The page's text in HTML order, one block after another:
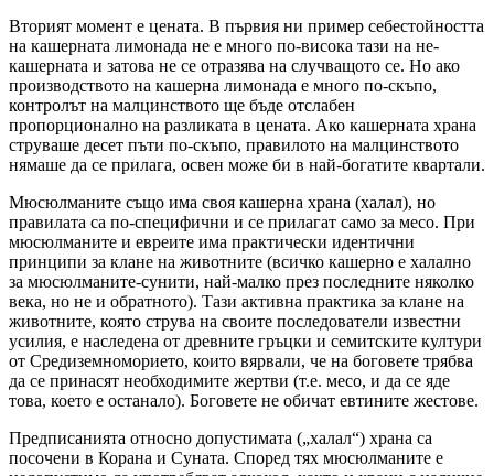
Вторият момент е цената. В първия ни пример себестойността
на кашерната лимонада не е много по-висока тази на не-
кашерната и затова не се отразява на случващото се. Но ако
производството на кашерна лимонада е много по-скъпо,
контролът на малцинството ще бъде отслабен
пропорционално на разликата в цената. Ако кашерната храна
струваше десет пъти по-скъпо, правилото на малцинството
нямаше да се прилага, освен може би в най-богатите квартали.
Мюсюлманите също има своя кашерна храна (халал), но
правилата са по-специфични и се прилагат само за месо. При
мюсюлманите и евреите има практически идентични
принципи за клане на животните (всичко кашерно е халално
за мюсюлманите-сунити, най-малко през последните няколко
века, но не и обратното). Тази активна практика за клане на
животните, която струва на своите последователи известни
усилия, е наследена от древните гръцки и семитските култури
от Средиземноморието, които вярвали, че на боговете трябва
да се принасят необходимите жертви (т.е. месо, и да се яде
това, което е останало). Боговете не обичат евтините жестове.
Предписанията относно допустимата („халал“) храна са
посочени в Корана и Суната. Според тях мюсюлманите е